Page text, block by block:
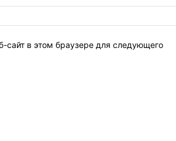
сайт в этом браузере для следующего